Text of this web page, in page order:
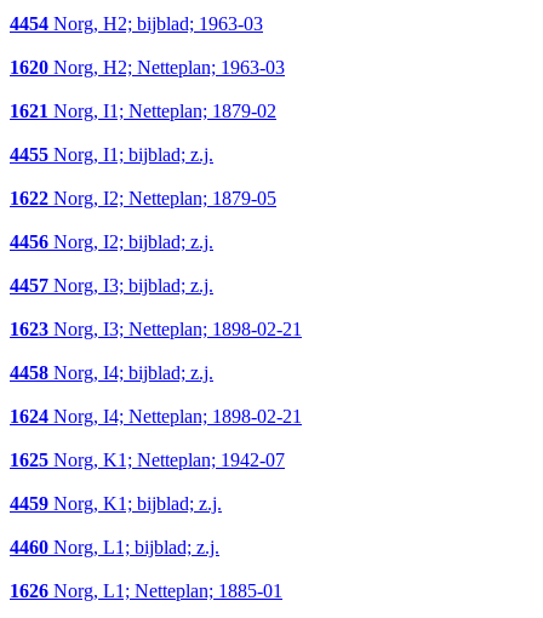
4454 Norg, H2; bijblad; 1963-03
1620 Norg, H2; Netteplan; 1963-03
1621 Norg, I1; Netteplan; 1879-02
4455 Norg, I1; bijblad; z.j.
1622 Norg, I2; Netteplan; 1879-05
4456 Norg, I2; bijblad; z.j.
4457 Norg, I3; bijblad; z.j.
1623 Norg, I3; Netteplan; 1898-02-21
4458 Norg, I4; bijblad; z.j.
1624 Norg, I4; Netteplan; 1898-02-21
1625 Norg, K1; Netteplan; 1942-07
4459 Norg, K1; bijblad; z.j.
4460 Norg, L1; bijblad; z.j.
1626 Norg, L1; Netteplan; 1885-01